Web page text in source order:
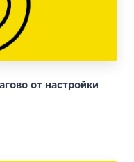
от настройки